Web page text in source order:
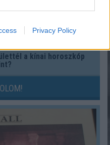
Privacy Policy
a kínai horoszkóp